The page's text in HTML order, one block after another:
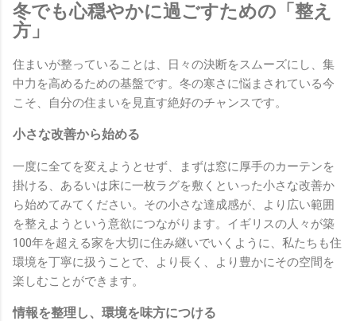
冬でも心穏やかに過ごすための「整え
方」
住まいが整っていることは、日々の決断をスムーズにし、集
中力を高めるための基盤です。冬の寒さに悩まされている今
こそ、自分の住まいを見直す絶好のチャンスです。
小さな改善から始める
一度に全てを変えようとせず、まずは窓に厚手のカーテンを
掛ける、あるいは床に一枚ラグを敷くといった小さな改善か
ら始めてみてください。その小さな達成感が、より広い範囲
を整えようという意欲につながります。イギリスの人々が築
100年を超える家を大切に住み継いでいくように、私たちも住
環境を丁寧に扱うことで、より長く、より豊かにその空間を
楽しむことができます。
情報を整理し、環境を味方につける